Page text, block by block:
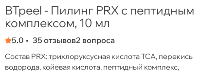
BTpeel - Пилинг PRX с пептидным
комплексом, 10 мл
5.0 35 отзывов2 вопроса
Состав PRX: трихлоруксусная кислота ТСА, перекись
водорода, койевая кислота, пептидный комплекс,